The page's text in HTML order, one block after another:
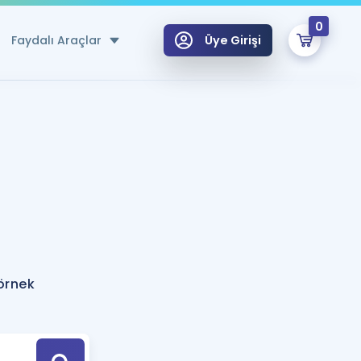
Faydalı Araçlar
Hesaplama Aracı
için Öneriler
Tek Takvimde
Üye Girişi
0